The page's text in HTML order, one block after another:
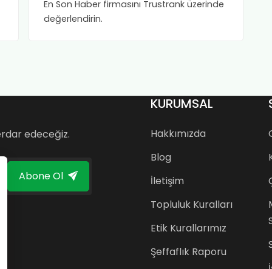
En Son Haber firmasını Trustrank üzerinde
değerlendirin.
edeceğiz.
Abone Ol
KURUMSAL
Hakkımızda
Blog
İletişim
Topluluk Kuralları
Etik Kurallarımız
Şeffaflık Raporu